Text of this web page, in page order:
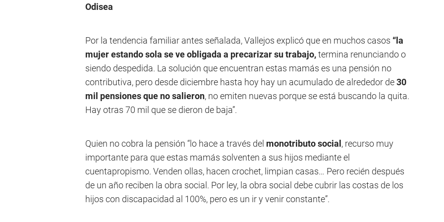
Odisea
Por la tendencia familiar antes señalada, Vallejos explicó que en muchos casos “la
mujer estando sola se ve obligada a precarizar su trabajo,termina renunciando o
siendo despedida. La solución que encuentran estas mamás es una pensión no
contributiva, pero desde diciembre hasta hoy hay un acumulado de alrededor de30
mil pensiones que no salieron, no emiten nuevas porque se está buscando la quita.
Hay otras 70 mil que se dieron de baja”.
Quien no cobra la pensión “lo hace a través del monotributo social , recurso muy
importante para que estas mamás solventen a sus hijos mediante el
cuentapropismo. Venden ollas, hacen crochet, limpian casas… Pero recién después
de un año reciben la obra social. Por ley, la obra social debe cubrir las costas de los
hijos con discapacidad al 100%, pero es un ir y venir constante”.